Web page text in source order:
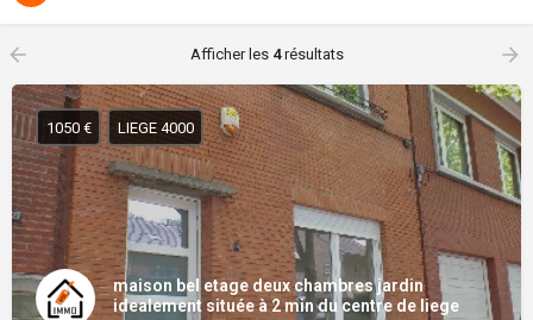
Afficher les 4résultats
maison bel etage deux chambres jardin
idealement située à 2 min du centre de liege
1050 € LIEGE 4000